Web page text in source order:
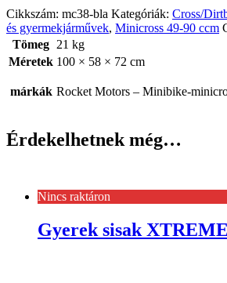
Cikkszám: mc38-bla Kategóriák: Cross/
és gyermekjárművek, Minicross 49-90 ccm
Tömeg 21 kg
Méretek 100 × 58 × 72 cm
márkák Rocket Motors – Minibike-
Érdekelhetnek még…
Nincs raktáron
Gyerek sisak